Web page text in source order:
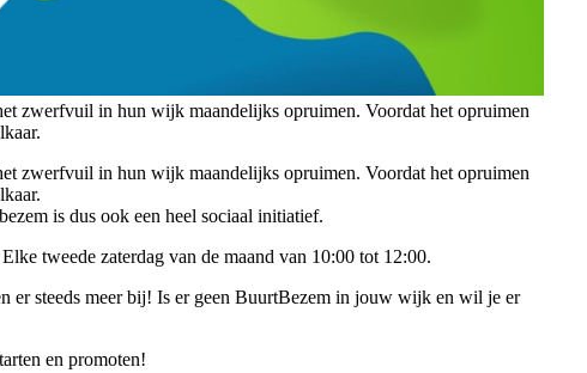
zwerfvuil in hun wijk maandelijks opruimen. Voordat het opruimen
zwerfvuil in hun wijk maandelijks opruimen. Voordat het opruimen
is dus ook een heel sociaal initiatief.
tweede zaterdag van de maand van 10:00 tot 12:00.
er steeds meer bij! Is er geen BuurtBezem in jouw wijk en wil je er
en promoten!